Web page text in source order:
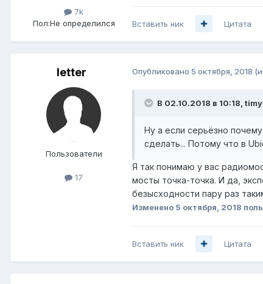
7k
Пол:Не определился Вставить ник Цитата
letter
Пользователи
17
Опубликовано 5 октября, 2018
В 02.10.2018 в 10:18,
Ну а если серьёзно
сделать... Потому что в
Я так понимаю у вас
мосты точка-точка. И да,
безысходности пару раз
Изменено 5 октября, 2018
Вставить ник Цитата